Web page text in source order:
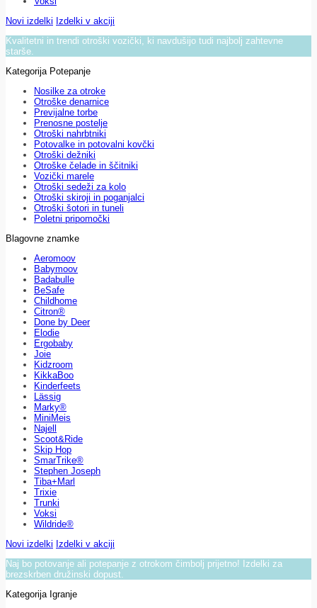
Novi izdelki Izdelki v akciji
Kvalitetni in trendi otroški vozički, ki navdušijo tudi najbolj zahtevne
starše.
Kategorija Potepanje
Nosilke za otroke
Otroške denarnice
Previjalne torbe
Prenosne postelje
Otroški nahrbtniki
Potovalke in potovalni kovčki
Otroški dežniki
Otroške čelade in ščitniki
Vozički marele
Otroški sedeži za kolo
Otroški skiroji in poganjalci
Otroški šotori in tuneli
Poletni pripomočki
Blagovne znamke
Aeromoov
Babymoov
Badabulle
BeSafe
Childhome
Citron®
Done by Deer
Elodie
Ergobaby
Joie
Kidzroom
KikkaBoo
Kinderfeets
Lässig
Marky®
MiniMeis
Najell
Scoot&Ride
Skip Hop
SmarTrike®
Stephen Joseph
Tiba+Marl
Trixie
Trunki
Voksi
Wildride®
Novi izdelki Izdelki v akciji
Naj bo potovanje ali potepanje z otrokom čimbolj prijetno! Izdelki za
brezskrben družinski dopust.
Kategorija Igranje